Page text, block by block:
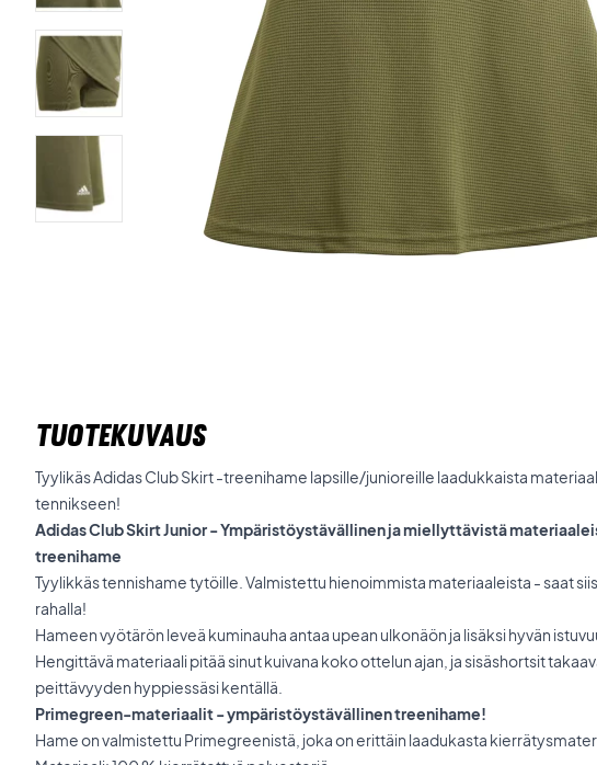
TUOTEKUVAUS
Tyylikäs Adidas Club Skirt -treenihame lapsille/junioreille laadukkaista
tennikseen!
Adidas Club Skirt Junior - Ympäristöystävällinen ja miellyttävistä
treenihame
Tyylikkäs tennishame tytöille. Valmistettu hienoimmista materiaaleista - saat
rahalla!
Hameen vyötärön leveä kuminauha antaa upean ulkonäön ja lisäksi hyvän
Hengittävä materiaali pitää sinut kuivana koko ottelun ajan, ja sisäshortsit
peittävyyden hyppiessäsi kentällä.
Primegreen-materiaalit - ympäristöystävällinen treenihame!
Hame on valmistettu Primegreenistä, joka on erittäin laadukasta